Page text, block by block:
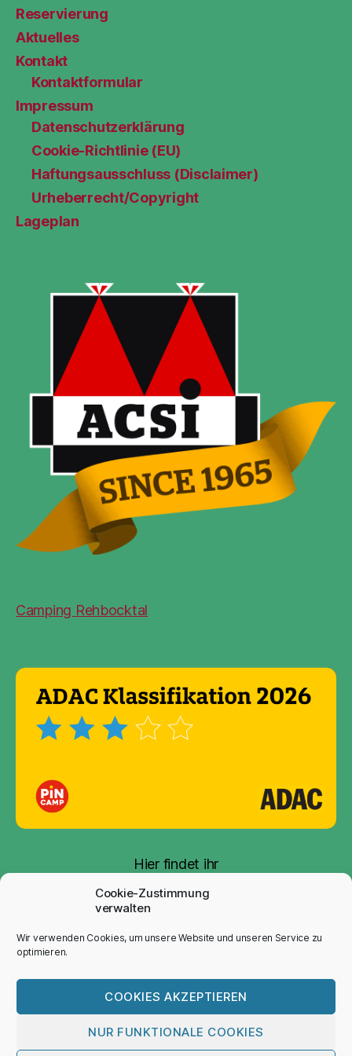
Cookie-Zustimmung
verwalten
Wir verwenden Cookies, um unsere Website und unseren Service zu
optimieren.
COOKIES AKZEPTIEREN
NUR FUNKTIONALE COOKIES
Reservierung
Aktuelles
Kontakt
Kontaktformular
Impressum
Datenschutzerklärung
Cookie-Richtlinie (EU)
Haftungsausschluss (Disclaimer)
Urheberrecht/Copyright
Lageplan
Camping Rehbocktal
Hier findet ihr
unsere
Auszeichnung
© ..: camping-rehbocktal.de :.:© 2012
info@art-tec-com.de:.:
aktualisiert 18. Juli 2026 :..
Nach oben↑